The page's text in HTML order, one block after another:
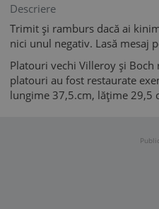
Descriere
Trimit și ramburs dacă ai
nici unul negativ. Lasă mesaj
Platouri vechi Villeroy și Boch
platouri au fost restaurate
lungime 37,5.cm, lățime 29,5